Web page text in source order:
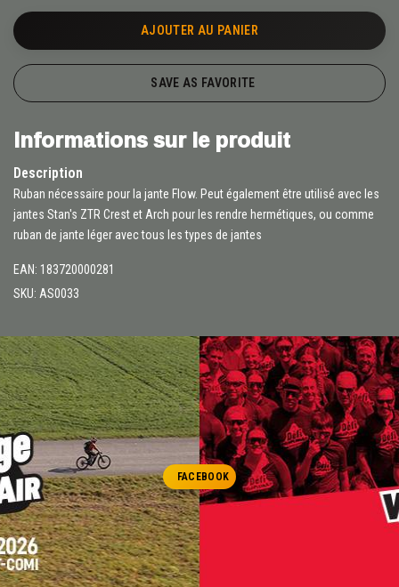
AJOUTER AU PANIER
SAVE AS FAVORITE
Informations sur le produit
Description
Ruban nécessaire pour la jante Flow. Peut également être utilisé avec les
jantes Stan's ZTR Crest et Arch pour les rendre hermétiques, ou comme
ruban de jante léger avec tous les types de jantes
EAN: 183720000281
SKU: AS0033
FACEBOOK